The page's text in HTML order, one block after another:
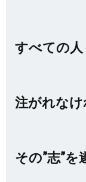
すべての人
注がれなけ
その”志”を